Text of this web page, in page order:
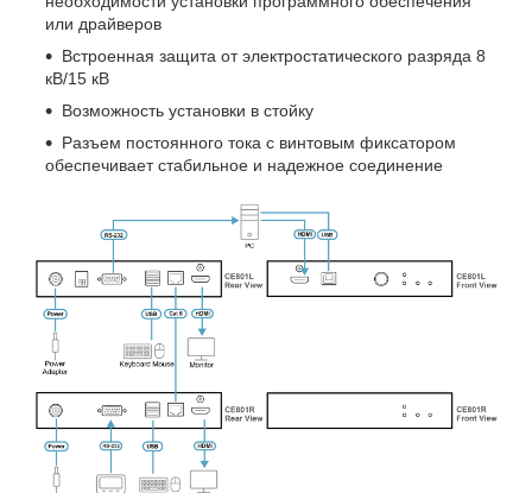
или драйверов
Встроенная защита от электростатического разряда 8
кВ/15 кВ
Возможность установки в стойку
Разъем постоянного тока с винтовым фиксатором
обеспечивает стабильное и надежное соединение